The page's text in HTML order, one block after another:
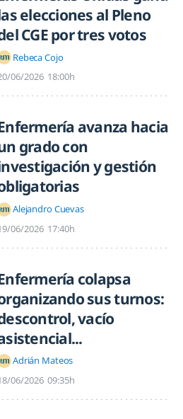
elecciones al Pleno
CGE por tres votos
Rebeca Cojo
06/2026 18:00h
avanza hacia
grado con
y gestión
Alejandro Cuevas
06/2026 17:40h
colapsa
sus turnos:
vacío
Adrián Mateos
06/2026 09:35h